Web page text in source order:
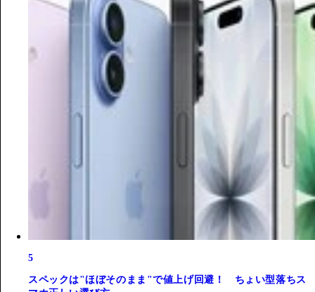
5
スペックは"ほぼそのまま"で値上げ回避！ ちょい型落ちス